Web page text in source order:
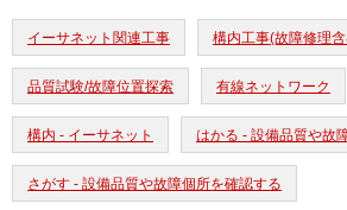
イーサネット関連工事 構内工事(故障修理
品質試験/故障位置探索 有線ネットワーク
構内 - イーサネット はかる - 設備品質や故
さがす - 設備品質や故障個所を確認する